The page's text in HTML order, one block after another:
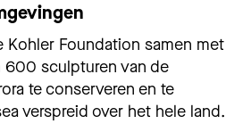
Foundation samen met
600 sculpturen van de
te conserveren en te
verspreid over het hele land.